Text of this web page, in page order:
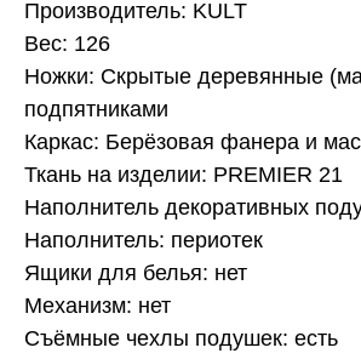
Производитель: KULT
Вес: 126
Ножки: Скрытые деревянные
подпятниками
Каркас: Берёзовая фанера и
Ткань на изделии: PREMIER 21
Наполнитель декоративных
Наполнитель: периотек
Ящики для белья: нет
Механизм: нет
Съёмные чехлы подушек: есть